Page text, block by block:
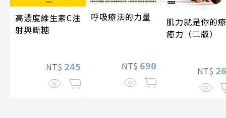
高濃度維生素C注
射與斷糖
NT$ 245
呼吸療法的力量
NT$ 690
肌力就是你的療
癒力（二版）
NT$